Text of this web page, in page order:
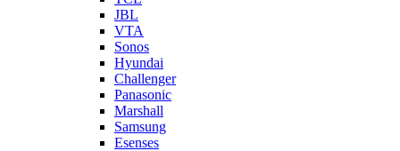
JBL
VTA
Sonos
Hyundai
Challenger
Panasonic
Marshall
Samsung
Esenses